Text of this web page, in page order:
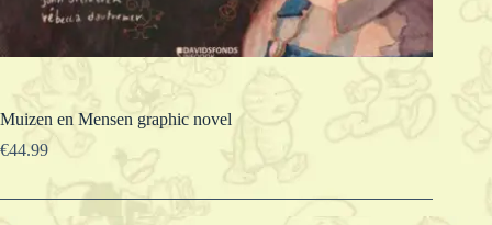
Muizen en Mensen graphic novel
€44.99